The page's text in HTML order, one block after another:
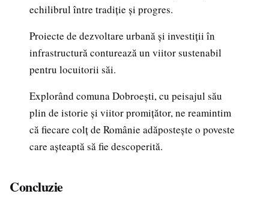
echilibrul între tradiție și progres.
Proiecte de dezvoltare urbană și investiții în
infrastructură conturează un viitor sustenabil
pentru locuitorii săi.
Explorând comuna Dobroești, cu peisajul său
plin de istorie și viitor promițător, ne reamintim
că fiecare colț de Românie adăpostește o poveste
care așteaptă să fie descoperită.
Concluzie